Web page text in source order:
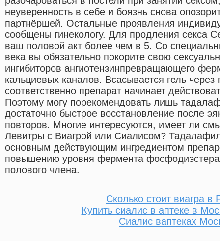
неуверенность в себе и боязнь снова
партнёршей. Остальные проявления
сообщены гинекологу. Для продления секса
ваш половой акт более чем в 5. Со
века вы обязательно покорите свою
ингибиторов ангиотензинпревращающего
кальциевых каналов. Всасывается гель через
соответственно препарат начинает
Поэтому могу порекомендовать лишь
достаточно быстрое восстановление после
повторов. Многие интересуются, имеет ли
Левитры с Виагрой или Сиалисом?
основным действующим ингредиентом
повышению уровня фермента
полового члена.
Сколько стоит виагра в
Купить сиалис в аптеке в
Сиалис ваптеках